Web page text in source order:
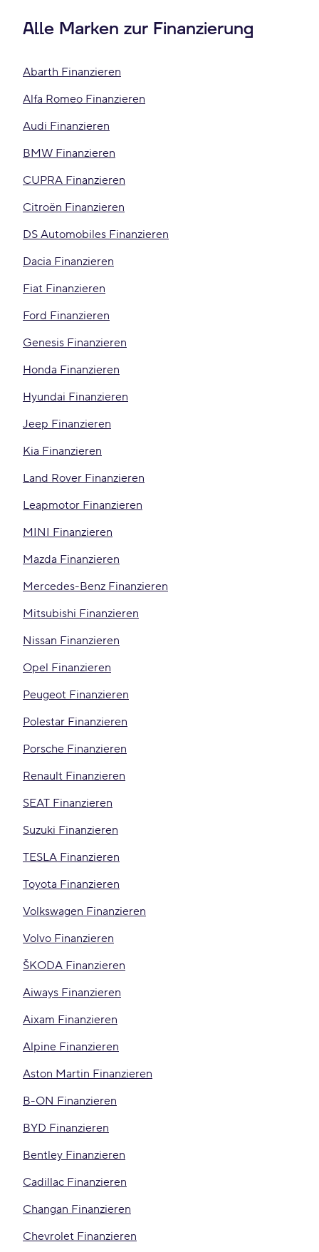
Alle Marken zur Finanzierung
Abarth Finanzieren
Alfa Romeo Finanzieren
Audi Finanzieren
BMW Finanzieren
CUPRA Finanzieren
Citroën Finanzieren
DS Automobiles Finanzieren
Dacia Finanzieren
Fiat Finanzieren
Ford Finanzieren
Genesis Finanzieren
Honda Finanzieren
Hyundai Finanzieren
Jeep Finanzieren
Kia Finanzieren
Land Rover Finanzieren
Leapmotor Finanzieren
MINI Finanzieren
Mazda Finanzieren
Mercedes-Benz Finanzieren
Mitsubishi Finanzieren
Nissan Finanzieren
Opel Finanzieren
Peugeot Finanzieren
Polestar Finanzieren
Porsche Finanzieren
Renault Finanzieren
SEAT Finanzieren
Suzuki Finanzieren
TESLA Finanzieren
Toyota Finanzieren
Volkswagen Finanzieren
Volvo Finanzieren
ŠKODA Finanzieren
Aiways Finanzieren
Aixam Finanzieren
Alpine Finanzieren
Aston Martin Finanzieren
B-ON Finanzieren
BYD Finanzieren
Bentley Finanzieren
Cadillac Finanzieren
Changan Finanzieren
Chevrolet Finanzieren